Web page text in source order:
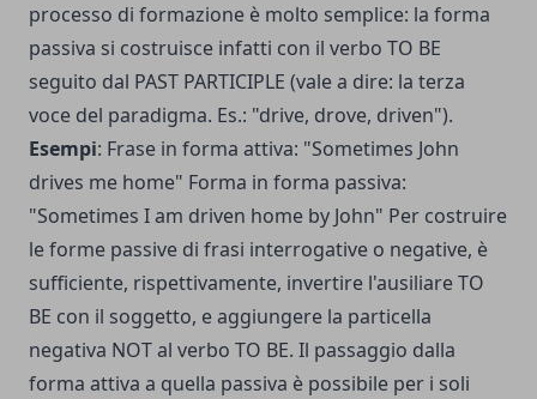
processo di formazione è molto semplice: la forma
passiva si costruisce infatti con il verbo TO BE
seguito dal PAST PARTICIPLE (vale a dire: la terza
voce del paradigma. Es.: "drive, drove, driven").
Esempi: Frase in forma attiva: "Sometimes John
drives me home" Forma in forma passiva:
"Sometimes I am driven home by John" Per costruire
le forme passive di frasi interrogative o negative, è
sufficiente, rispettivamente, invertire l'ausiliare TO
BE con il soggetto, e aggiungere la particella
negativa NOT al verbo TO BE. Il passaggio dalla
forma attiva a quella passiva è possibile per i soli